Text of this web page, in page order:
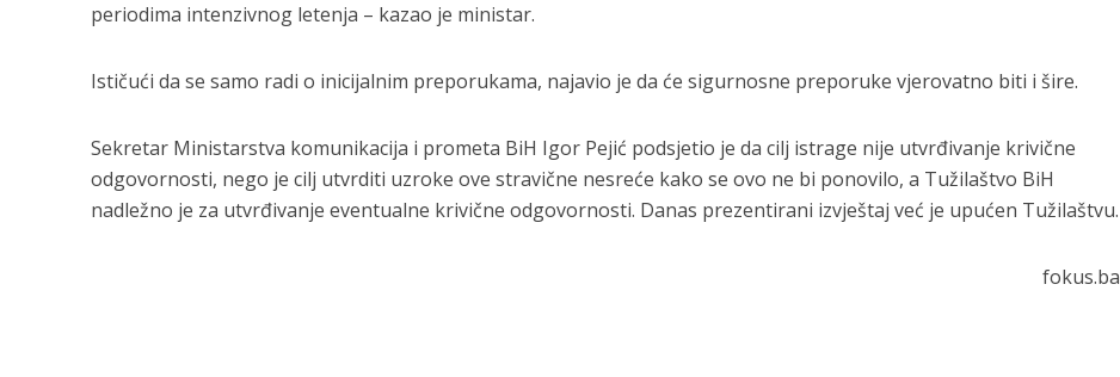
periodima intenzivnog letenja – kazao je ministar.
Ističući da se samo radi o inicijalnim preporukama, najavio je da će sigurnosne preporuke vjerovatno biti i šire.
Sekretar Ministarstva komunikacija i prometa BiH Igor Pejić podsjetio je da cilj istrage nije utvrđivanje krivične
odgovornosti, nego je cilj utvrditi uzroke ove stravične nesreće kako se ovo ne bi ponovilo, a Tužilaštvo BiH
nadležno je za utvrđivanje eventualne krivične odgovornosti. Danas prezentirani izvještaj već je upućen Tužilaštvu.
fokus.ba